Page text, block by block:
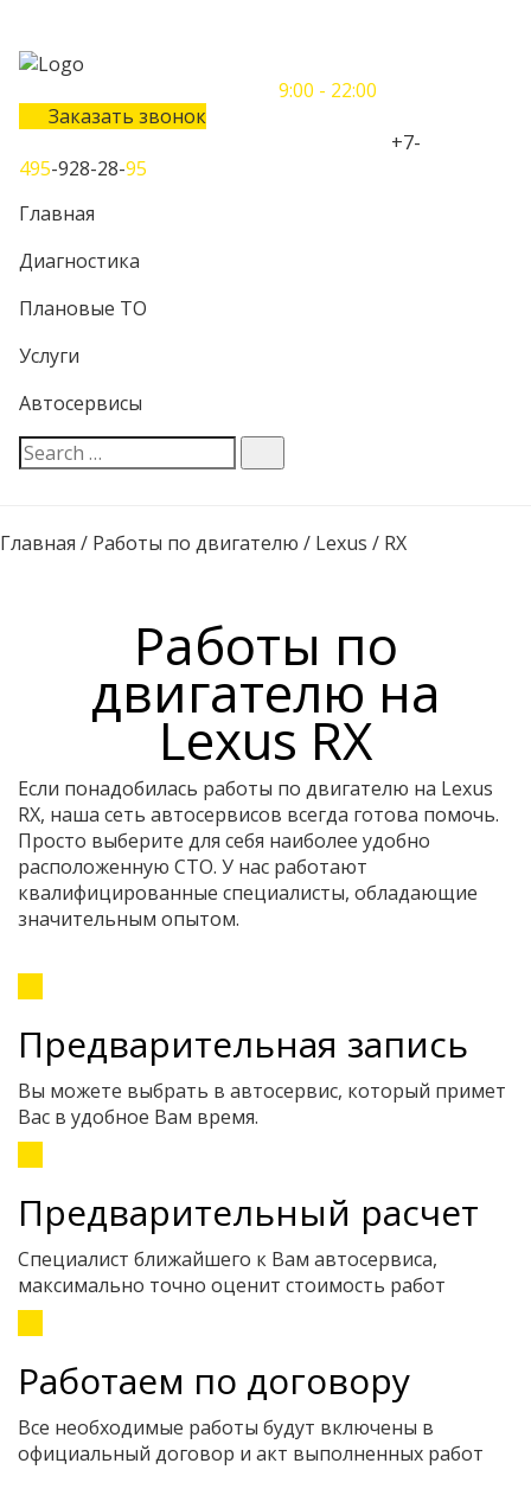
9:00 - 22:00
Заказать звонок
+7-
495-928-28-95
Главная
Диагностика
Плановые ТО
Услуги
Автосервисы
Главная / Работы по двигателю / Lexus / RX
Работы по
двигателю на
Lexus RX
Если понадобилась работы по двигателю на Lexus
RX, наша сеть автосервисов всегда готова помочь.
Просто выберите для себя наиболее удобно
расположенную СТО. У нас работают
квалифицированные специалисты, обладающие
значительным опытом.
Предварительная запись
Вы можете выбрать в автосервис, который примет
Вас в удобное Вам время.
Предварительный расчет
Специалист ближайшего к Вам автосервиса,
максимально точно оценит стоимость работ
Работаем по договору
Все необходимые работы будут включены в
официальный договор и акт выполненных работ